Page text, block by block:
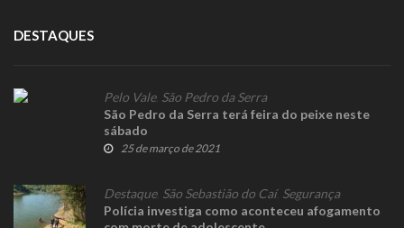
DESTAQUES
Pelo Vale, São Pedro da Serra
São Pedro da Serra terá feira do peixe neste
sábado
25 de março de 2021
Destaque, São Sebastião do Caí, Segurança
Polícia investiga como aconteceu afogamento